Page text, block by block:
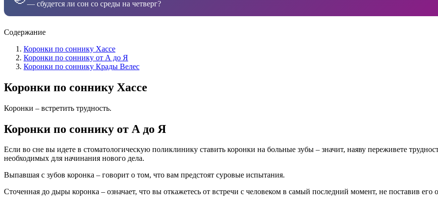
— сбудется ли сон со среды на четверг?
Содержание
Коронки по соннику Хассе
Коронки по соннику от А до Я
Коронки по соннику Крады Велес
Коронки по соннику Хассе
Коронки – встретить трудность.
Коронки по соннику от А до Я
Если во сне вы идете в стоматологическую поликлинику ставить коронки на больные зубы – значит, наяву переживете
необходимых для начинания нового дела.
Выпавшая с зубов коронка – говорит о том, что вам предстоят суровые испытания.
Сточенная до дыры коронка – означает, что вы откажетесь от встречи с человеком в самый последний момент, не поставив его